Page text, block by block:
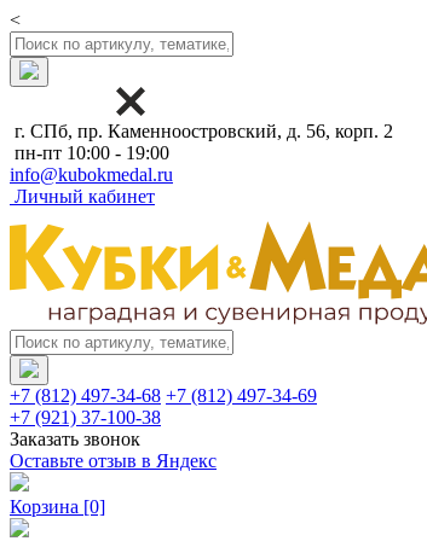
<
г. СПб, пр. Каменноостровский, д. 56, корп. 2
пн-пт 10:00 - 19:00
info@kubokmedal.ru
Личный кабинет
+7 (812) 497-34-68 +7 (812) 497-34-69
+7 (921) 37-100-38
Заказать звонок
Оставьте отзыв в Яндекс
Корзина [0]